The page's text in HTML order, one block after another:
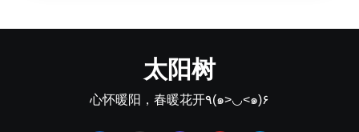
太阳树
心怀暖阳，春暖花开٩(๑>◡<๑)۶